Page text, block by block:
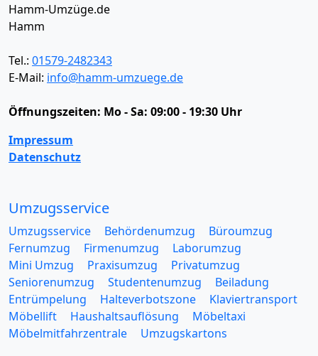
Hamm-Umzüge.de
Hamm
Tel.: 01579-2482343
E-Mail: info@hamm-umzuege.de
Öffnungszeiten: Mo - Sa: 09:00 - 19:30 Uhr
Impressum
Datenschutz
Umzugsservice
Umzugsservice Behördenumzug
Büroumzug
Fernumzug
Firmenumzug
Laborumzug
Mini Umzug
Praxisumzug
Privatumzug
Seniorenumzug
Studentenumzug
Beiladung
Entrümpelung
Halteverbotszone
Klaviertransport
Möbellift
Haushaltsauflösung
Möbeltaxi
Möbelmitfahrzentrale
Umzugskartons